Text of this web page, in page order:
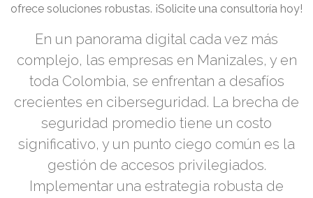
ofrece soluciones robustas. ¡Solicite una consultoría hoy!
En un panorama digital cada vez más
complejo, las empresas en Manizales, y en
toda Colombia, se enfrentan a desafíos
crecientes en ciberseguridad. La brecha de
seguridad promedio tiene un costo
significativo, y un punto ciego común es la
gestión de accesos privilegiados.
Implementar una estrategia robusta de